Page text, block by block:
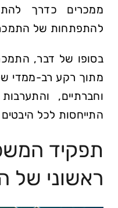
ממכרים כדרך
להתפתחות של
בסופו של דבר,
מתוך רקע רב-ממדי של
וחברתיים,
התייחסות לכל
תפקיד
ראשוני של